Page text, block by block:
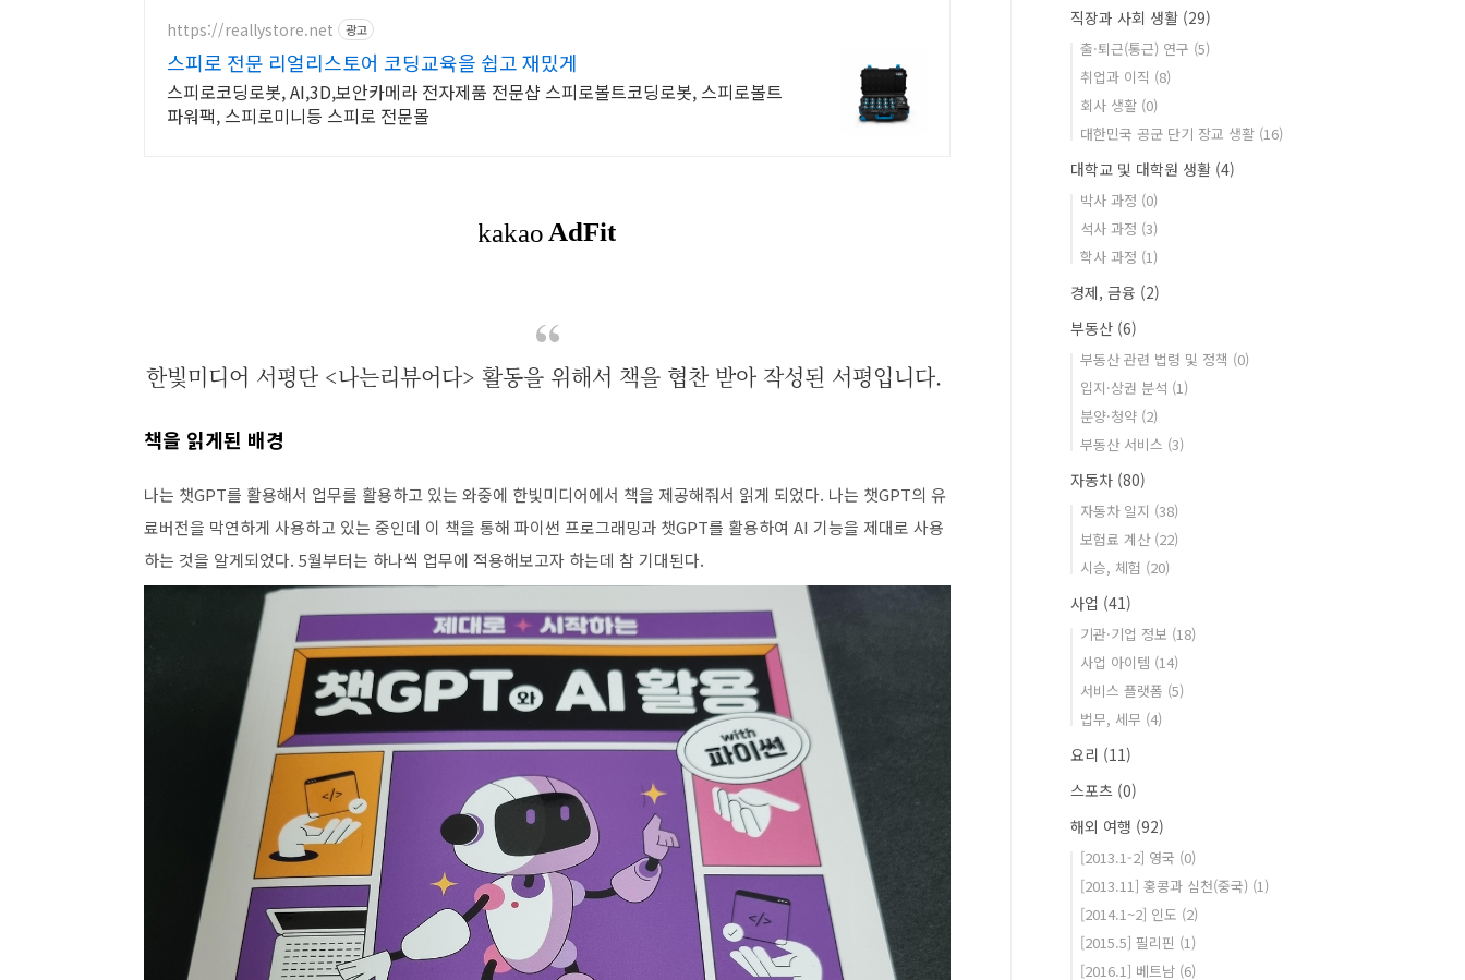
https://reallystore.net 광고
스피로 전문 리얼리스토어 코딩교육을 쉽고 재밌게
스피로코딩로봇, AI,3D,보안카메라 전자제품 전문샵 스피로볼트코딩로봇, 스피로볼트
파워팩, 스피로미니등 스피로 전문몰
한빛미디어 서평단 <나는리뷰어다> 활동을 위해서 책을 협찬 받아 작성된 서평입니다.
책을 읽게된 배경
나는 챗GPT를 활용해서 업무를 활용하고 있는 와중에 한빛미디어에서 책을 제공해줘서 읽게 되었다. 나는 챗GPT의 유
료버전을 막연하게 사용하고 있는 중인데 이 책을 통해 파이썬 프로그래밍과 챗GPT를 활용하여 AI 기능을 제대로 사용
하는 것을 알게되었다. 5월부터는 하나씩 업무에 적용해보고자 하는데 참 기대된다.
직장과 사회 생활 (29)
출·퇴근(통근) 연구 (5)
취업과 이직 (8)
회사 생활 (0)
대한민국 공군 단기 장교 생활 (16)
대학교 및 대학원 생활 (4)
박사 과정 (0)
석사 과정 (3)
학사 과정 (1)
경제, 금융 (2)
부동산 (6)
부동산 관련 법령 및 정책 (0)
입지·상권 분석 (1)
분양·청약 (2)
부동산 서비스 (3)
자동차 (80)
자동차 일지 (38)
보험료 계산 (22)
시승, 체험 (20)
사업 (41)
기관·기업 정보 (18)
사업 아이템 (14)
서비스 플랫폼 (5)
법무, 세무 (4)
요리 (11)
스포츠 (0)
해외 여행 (92)
[2013.1-2] 영국 (0)
[2013.11] 홍콩과 심천(중국) (1)
[2014.1~2] 인도 (2)
[2015.5] 필리핀 (1)
[2016.1] 베트남 (6)